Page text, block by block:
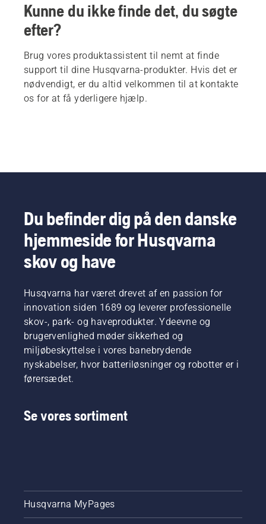
Kunne du ikke finde det, du søgte
efter?
Brug vores produktassistent til nemt at finde
support til dine Husqvarna-produkter. Hvis det er
nødvendigt, er du altid velkommen til at kontakte
os for at få yderligere hjælp.
Du befinder dig på den danske
hjemmeside for Husqvarna
skov og have
Husqvarna har været drevet af en passion for
innovation siden 1689 og leverer professionelle
skov-, park- og haveprodukter. Ydeevne og
brugervenlighed møder sikkerhed og
miljøbeskyttelse i vores banebrydende
nyskabelser, hvor batteriløsninger og robotter er i
førersædet.
Se vores sortiment
Husqvarna MyPages